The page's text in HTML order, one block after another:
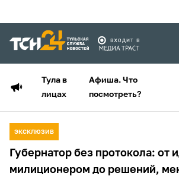
Тула в
лицах
Афиша. Что
посмотреть?
ЭКСКЛЮЗИВ
Губернатор без протокола: от
милиционером до решений,